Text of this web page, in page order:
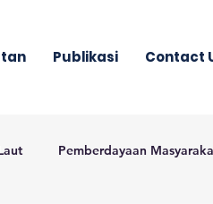
Publikasi Contact
Pemberdayaan